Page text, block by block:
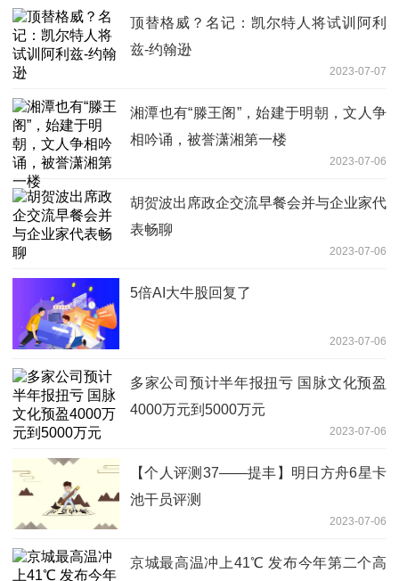
顶替格威？名记：凯尔特人将试训阿利
兹-约翰逊
2023-07-07
湘潭也有“滕王阁”，始建于明朝，文人争
相吟诵，被誉潇湘第一楼
2023-07-06
胡贺波出席政企交流早餐会并与企业家代
表畅聊
2023-07-06
5倍AI大牛股回复了
2023-07-06
多家公司预计半年报扭亏 国脉文化预盈
4000万元到5000万元
2023-07-06
【个人评测37——提丰】明日方舟6星卡
池干员评测
2023-07-06
京城最高温冲上41℃ 发布今年第二个高